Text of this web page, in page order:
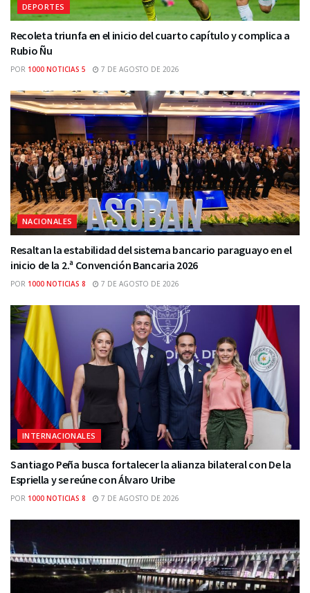
DEPORTES
Recoleta triunfa en el inicio del cuarto capítulo y complica a
Rubio Ñu
POR 1000 NOTICIAS 5 7 DE AGOSTO DE 2026
NACIONALES
Resaltan la estabilidad del sistema bancario paraguayo en el
inicio de la 2.ª Convención Bancaria 2026
POR 1000 NOTICIAS 8 7 DE AGOSTO DE 2026
INTERNACIONALES
Santiago Peña busca fortalecer la alianza bilateral con De la
Espriella y se reúne con Álvaro Uribe
POR 1000 NOTICIAS 8 7 DE AGOSTO DE 2026